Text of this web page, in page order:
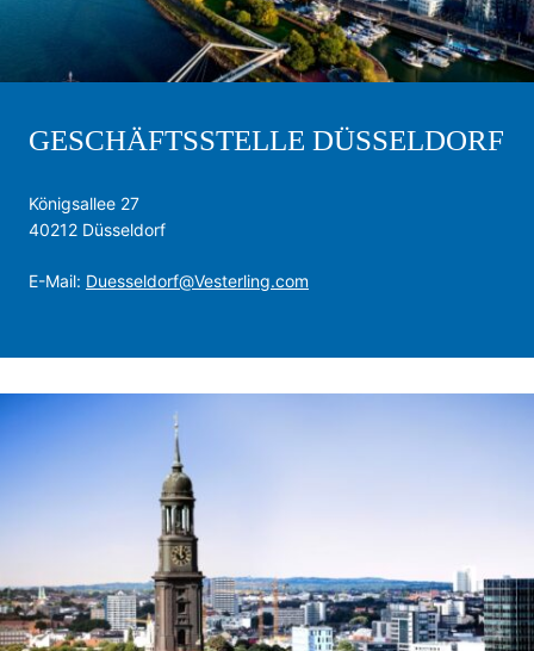
GESCHÄFTSSTELLE DÜSSELDORF
Königsallee 27
40212 Düsseldorf
E-Mail: Duesseldorf@Vesterling.com